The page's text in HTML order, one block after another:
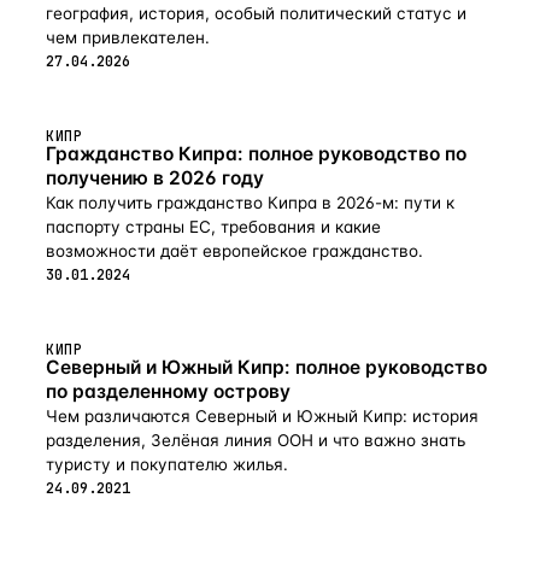
Лимассола с другими районами и городами.
география, история, особый политический статус и
чем привлекателен.
27.04.2026
КИПР
Гражданство Кипра: полное руководство по
получению в 2026 году
Как получить гражданство Кипра в 2026-м: пути к
паспорту страны ЕС, требования и какие
возможности даёт европейское гражданство.
30.01.2024
КИПР
Северный и Южный Кипр: полное руководство
по разделенному острову
Чем различаются Северный и Южный Кипр: история
разделения, Зелёная линия ООН и что важно знать
туристу и покупателю жилья.
24.09.2021